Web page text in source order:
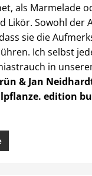
als Marmelade
Likör. Sowohl der
sie die
Ich selbst
in
& Jan
edition